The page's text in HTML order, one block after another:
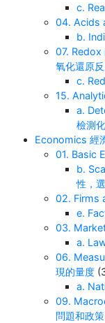
c.
04. Acids
b.
07.
氧化還原
c.
15.
a.
檢測
Economics 經
01. Basic
b.
性，
02. Firms
e.
03.
a.
06.
現的量度
a.
09.
問題和政策